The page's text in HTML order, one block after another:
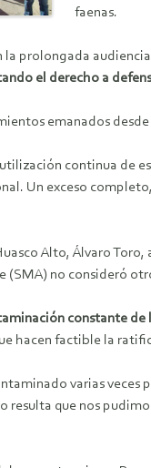
faenas.
la prolongada
el derecho a
emanados
continua de
Un exceso
Alto, Álvaro
no consideró
constante de
hacen factible la
varias
resulta que nos